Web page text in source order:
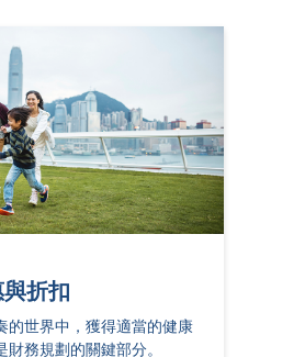
折扣
的世界中，獲得適當的健康
財務規劃的關鍵部分。